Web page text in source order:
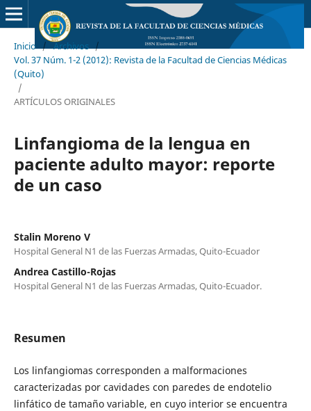
Inicio / Archivos /
Vol. 37 Núm. 1-2 (2012): Revista de la Facultad de Ciencias Médicas
(Quito)
/
ARTÍCULOS ORIGINALES
Linfangioma de la lengua en
paciente adulto mayor: reporte
de un caso
Stalin Moreno V
Hospital General N1 de las Fuerzas Armadas, Quito-Ecuador
Andrea Castillo-Rojas
Hospital General N1 de las Fuerzas Armadas, Quito-Ecuador.
Resumen
Los linfangiomas corresponden a malformaciones
caracterizadas por cavidades con paredes de endotelio
linfático de tamaño variable, en cuyo interior se encuentra